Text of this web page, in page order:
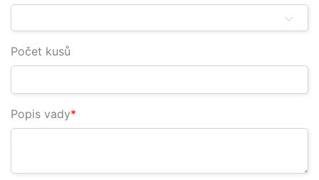
Počet kusů
Popis vady